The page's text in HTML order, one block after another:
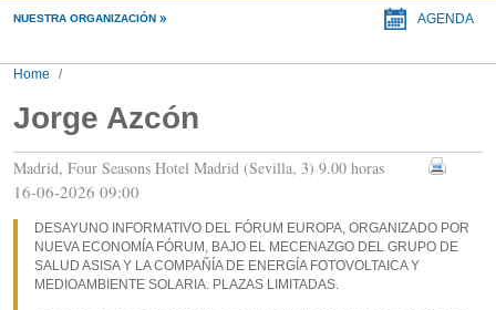
NUESTRA ORGANIZACIÓN AGENDA
Home
Jorge Azcón
Madrid, Four Seasons Hotel Madrid (Sevilla, 3) 9.00 horas
16-06-2026 09:00
DESAYUNO INFORMATIVO DEL FÓRUM EUROPA, ORGANIZADO POR
NUEVA ECONOMÍA FÓRUM, BAJO EL MECENAZGO DEL GRUPO DE
SALUD ASISA Y LA COMPAÑÍA DE ENERGÍA FOTOVOLTAICA Y
MEDIOAMBIENTE SOLARIA. PLAZAS LIMITADAS.